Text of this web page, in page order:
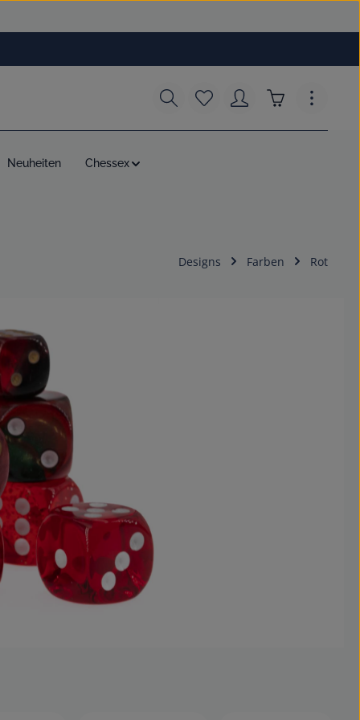
Du hast 0 Produkte auf
Warenkorb
Neuheiten Chessex
Designs Farben Rot